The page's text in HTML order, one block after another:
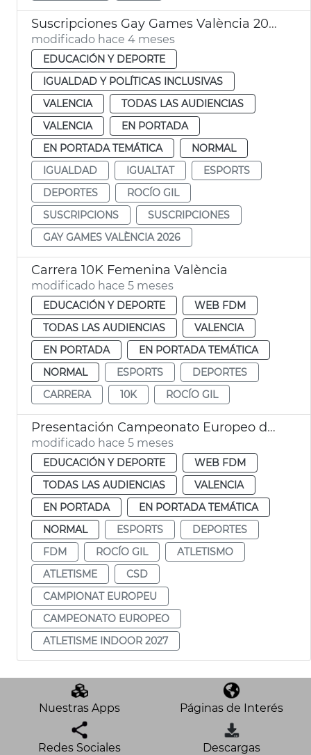
Suscripciones Gay Games València 2026
modificado hace 4 meses
EDUCACIÓN Y DEPORTE
IGUALDAD Y POLÍTICAS INCLUSIVAS
VALENCIA
TODAS LAS AUDIENCIAS
VALENCIA
EN PORTADA
EN PORTADA TEMÁTICA
NORMAL
IGUALDAD
IGUALTAT
ESPORTS
DEPORTES
ROCÍO GIL
SUSCRIPCIONS
SUSCRIPCIONES
GAY GAMES VALÈNCIA 2026
Carrera 10K Femenina València
modificado hace 5 meses
EDUCACIÓN Y DEPORTE
WEB FDM
TODAS LAS AUDIENCIAS
VALENCIA
EN PORTADA
EN PORTADA TEMÁTICA
NORMAL
ESPORTS
DEPORTES
CARRERA
10K ROCÍO GIL
Presentación Campeonato Europeo de Atletismo Indoor 2027
modificado hace 5 meses
EDUCACIÓN Y DEPORTE
WEB FDM
TODAS LAS AUDIENCIAS
VALENCIA
EN PORTADA
EN PORTADA TEMÁTICA
NORMAL
ESPORTS
DEPORTES
FDM
ROCÍO GIL
ATLETISMO
ATLETISME
CSD
CAMPIONAT EUROPEU
CAMPEONATO EUROPEO
ATLETISME INDOOR 2027
Nuestras Apps Páginas de Interés
Redes Sociales Descargas